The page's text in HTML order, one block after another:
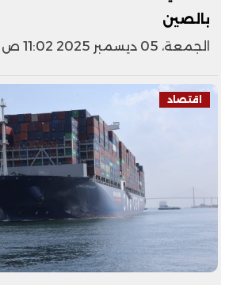
بالصين
الجمعة، 05 ديسمبر 2025 11:02 ص
اقتصاد